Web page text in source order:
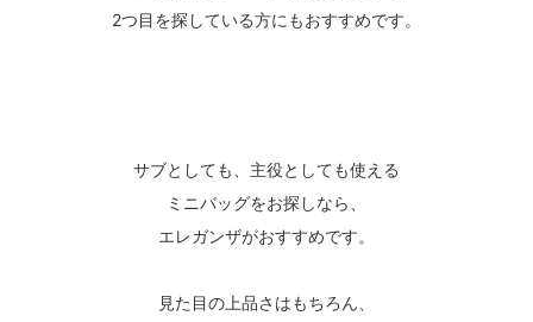
2つ目を探している方にもおすすめです。
サブとしても、主役としても使える
ミニバッグをお探しなら、
エレガンザがおすすめです。
見た目の上品さはもちろん、